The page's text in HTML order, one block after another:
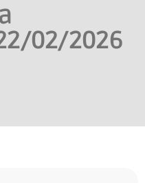
02/2026